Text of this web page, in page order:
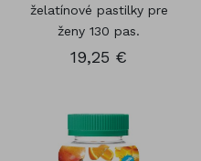
želatínové pastilky pre
ženy 130 pas.
19,25 €